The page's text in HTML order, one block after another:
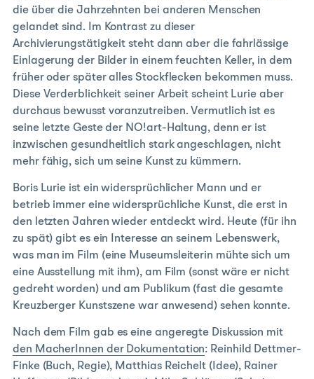
die über die Jahrzehnten bei anderen Menschen
gelandet sind. Im Kontrast zu dieser
Archivierungstätigkeit steht dann aber die fahrlässige
Einlagerung der Bilder in einem feuchten Keller, in dem
früher oder später alles Stockflecken bekommen muss.
Diese Verderblichkeit seiner Arbeit scheint Lurie aber
durchaus bewusst voranzutreiben. Vermutlich ist es
seine letzte Geste der NO!art-Haltung, denn er ist
inzwischen gesundheitlich stark angeschlagen, nicht
mehr fähig, sich um seine Kunst zu kümmern.
Boris Lurie ist ein widersprüchlicher Mann und er
betrieb immer eine widersprüchliche Kunst, die erst in
den letzten Jahren wieder entdeckt wird. Heute (für ihn
zu spät) gibt es ein Interesse an seinem Lebenswerk,
was man im Film (eine Museumsleiterin mühte sich um
eine Ausstellung mit ihm), am Film (sonst wäre er nicht
gedreht worden) und am Publikum (fast die gesamte
Kreuzberger Kunstszene war anwesend) sehen konnte.
Nach dem Film gab es eine angeregte Diskussion mit
den MacherInnen der Dokumentation: Reinhild Dettmer-
Finke (Buch, Regie), Matthias Reichelt (Idee), Rainer